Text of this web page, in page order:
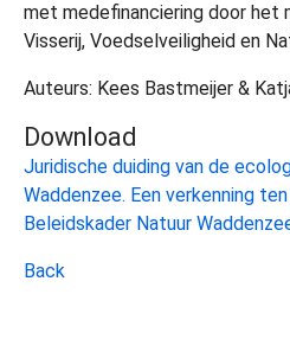
met medefinanciering door het
Visserij, Voedselveiligheid en
Auteurs: Kees Bastmeijer &
Download
Juridische duiding van de
Waddenzee. Een verkenning
Beleidskader Natuur
Back